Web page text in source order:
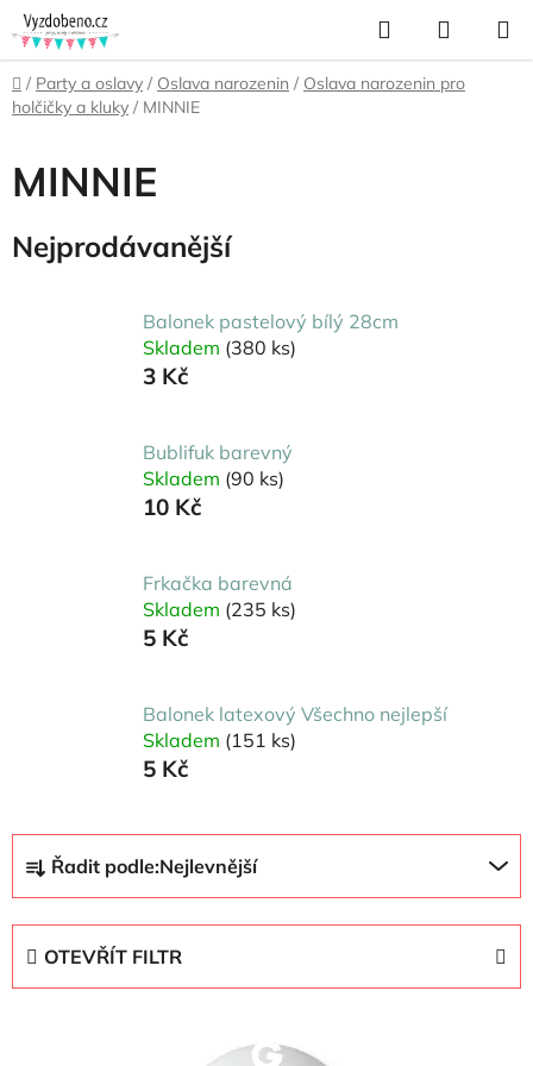
Přejít
na
obsah
Hledat
KOŠÍK
Domů
/ Party a oslavy / Oslava narozenin / Oslava narozenin pro
holčičky a kluky / MINNIE
MINNIE
Nejprodávanější
Balonek pastelový bílý 28cm
Skladem (380 ks)
3 Kč
Bublifuk barevný
Skladem (90 ks)
10 Kč
Frkačka barevná
Skladem (235 ks)
5 Kč
Balonek latexový Všechno nejlepší
Skladem (151 ks)
5 Kč
a
z
Řadit podle:Nejlevnější
OTEVŘÍT FILTR